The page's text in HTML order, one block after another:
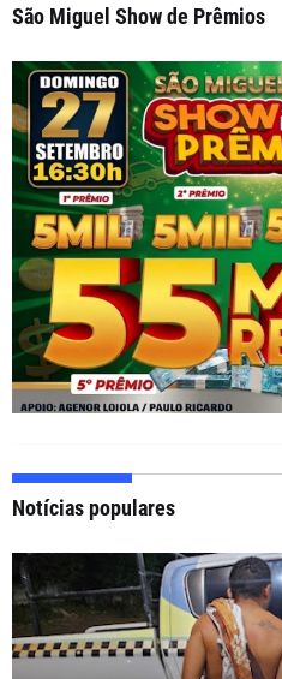
São Miguel Show de Prêmios
Notícias populares